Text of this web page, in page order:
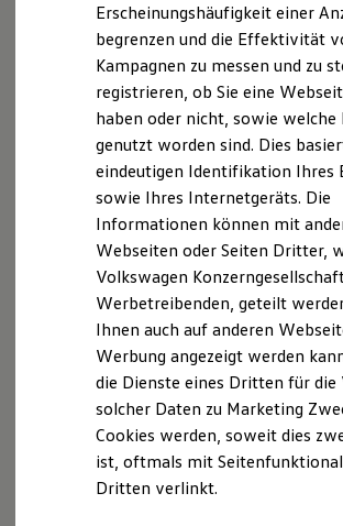
Digitale Extras
Schnittstellen zu Ihrem ID.
Hybridautos
Marke und Erlebnis
Volkswagen R und R Experience
R-Modelle
R Experience
Driving Experience
Volkswagen entdecken
Werkbesichtigung
Lifestyle Shop
T-Roc Kollektion
Golf Kollektion
ID. Kollektion
Volkswagen Kollektion
R-Kollektion
GTI Kollektion
Fußball Drop
we drive football
#wedriveproud
Besitzer und Service
Software Updates
Service und Ersatzteile
Der T-Cross
Wendig, flexibel, vielseitig. Entdecken
T‑Cross.
Mehr zum T-Cross erfahren
Erscheinungshäufigkeit einer
begrenzen und die Effektivität
Kampagnen zu messen und zu
registrieren, ob Sie eine
haben oder nicht, sowie welche
genutzt worden sind. Dies
eindeutigen Identifikation Ihres
sowie Ihres Internetgeräts. Die
Informationen können mit
Webseiten oder Seiten Dritter,
Volkswagen
Werbetreibenden, geteilt
Ihnen auch auf anderen
Werbung angezeigt werden
die Dienste eines Dritten für die
solcher Daten zu Marketing
Cookies werden, soweit dies
ist, oftmals mit
Dritten verlinkt.